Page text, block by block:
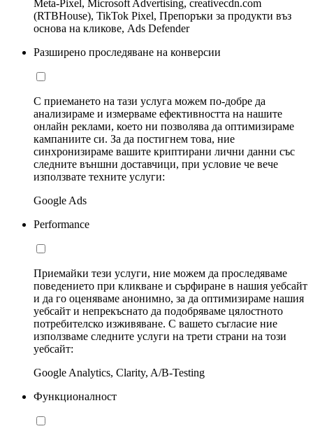
Meta-Pixel, Microsoft Advertising, creativecdn.com
(RTBHouse), TikTok Pixel, Препоръки за продукти въз
основа на кликове, Ads Defender
Разширено проследяване на конверсии
С приемането на тази услуга можем по-добре да
анализираме и измерваме ефективността на нашите
онлайн реклами, което ни позволява да оптимизираме
кампаниите си. За да постигнем това, ние
синхронизираме вашите криптирани лични данни със
следните външни доставчици, при условие че вече
използвате техните услуги:
Google Ads
Performance
Приемайки тези услуги, ние можем да проследяваме
поведението при кликване и сърфиране в нашия уебсайт
и да го оценяваме анонимно, за да оптимизираме нашия
уебсайт и непрекъснато да подобряваме цялостното
потребителско изживяване. С вашето съгласие ние
използваме следните услуги на трети страни на този
уебсайт:
Google Analytics, Clarity, A/B-Testing
Функционалност